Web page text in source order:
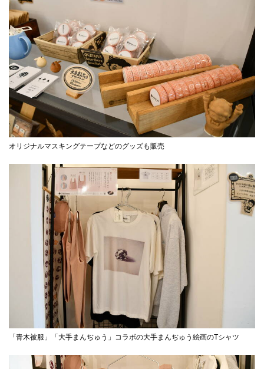
オリジナルマスキングテープなどのグッズも販売
「青木被服」「大手まんぢゅう」コラボの大手まんぢゅう絵画のTシャツ